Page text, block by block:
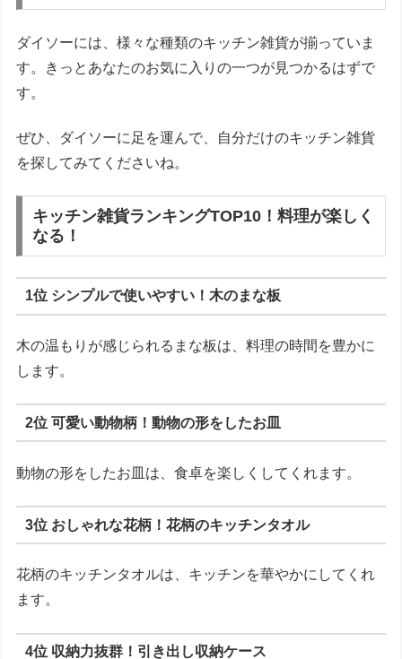
ダイソーには、様々な種類のキッチン雑貨が揃っていま
す。きっとあなたのお気に入りの一つが見つかるはずで
す。
ぜひ、ダイソーに足を運んで、自分だけのキッチン雑貨
を探してみてくださいね。
キッチン雑貨ランキングTOP10！料理が楽しく
なる！
1位 シンプルで使いやすい！木のまな板
木の温もりが感じられるまな板は、料理の時間を豊かに
します。
2位 可愛い動物柄！動物の形をしたお皿
動物の形をしたお皿は、食卓を楽しくしてくれます。
3位 おしゃれな花柄！花柄のキッチンタオル
花柄のキッチンタオルは、キッチンを華やかにしてくれ
ます。
4位 収納力抜群！引き出し収納ケース